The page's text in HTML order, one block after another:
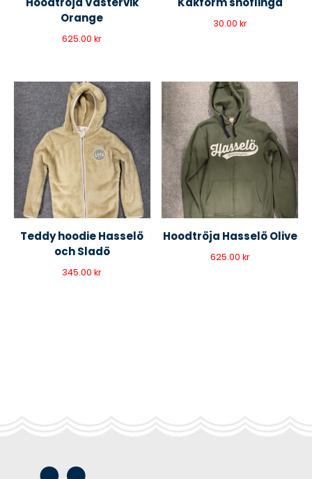
Orange
625.00kr
30.00 kr
Teddy hoodie Hasselö
och Sladö
345.00kr
Hoodtröja Hasselö Olive
625.00 kr